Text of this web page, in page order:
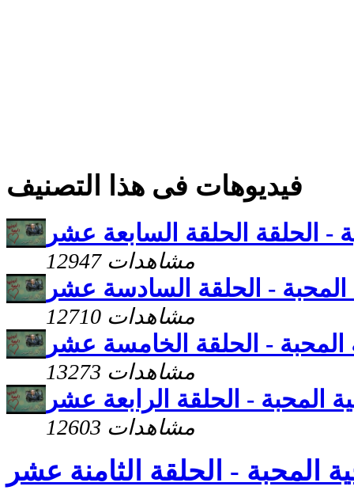
فيديوهات فى هذا التصنيف
- الحلقة الحلقة السابعة عشر
12947 مشاهدات
المحبة - الحلقة السادسة عشر
12710 مشاهدات
المحبة - الحلقة الخامسة عشر
13273 مشاهدات
المحبة - الحلقة الرابعة عشر
12603 مشاهدات
المحبة - الحلقة الثامنة عشر